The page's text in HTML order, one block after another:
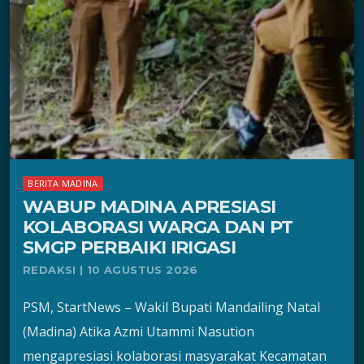
BERITA MADINA
WABUP MADINA APRESIASI
KOLABORASI WARGA DAN PT
SMGP PERBAIKI IRIGASI
REDAKSI | 10 AGUSTUS 2026
PSM, StartNews – Wakil Bupati Mandailing Natal
(Madina) Atika Azmi Utammi Nasution
mengapresiasi kolaborasi masyarakat Kecamatan